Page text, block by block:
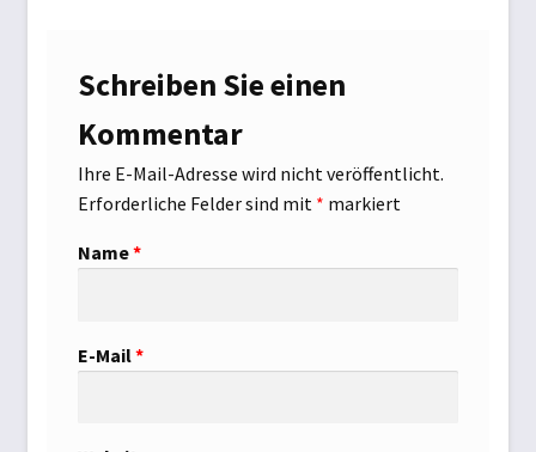
Schwimmbadabdeckung
Teichtechnik
Widerrufsbelehrung
Schreiben Sie einen
Kommentar
Ihre E-Mail-Adresse wird nicht veröffentlicht.
Erforderliche Felder sind mit * markiert
Name*
E-Mail*